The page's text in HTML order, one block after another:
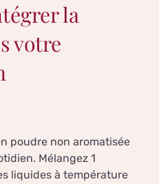
la
votre
poudre non aromatisée
Mélangez 1
liquides à température